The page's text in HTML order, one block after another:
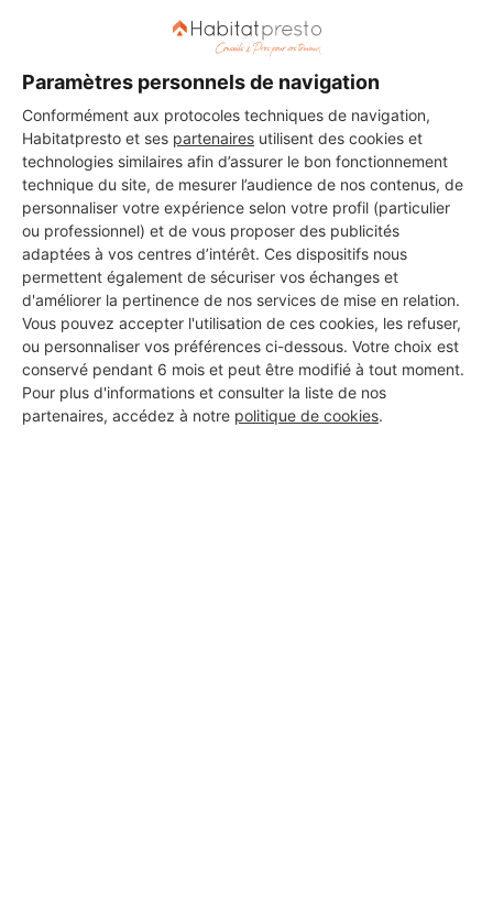
Paramètres personnels de navigation
Conformément aux protocoles techniques de navigation,
Habitatpresto et ses partenaires utilisent des cookies et
technologies similaires afin d’assurer le bon fonctionnement
technique du site, de mesurer l’audience de nos contenus, de
personnaliser votre expérience selon votre profil (particulier
ou professionnel) et de vous proposer des publicités
adaptées à vos centres d’intérêt. Ces dispositifs nous
permettent également de sécuriser vos échanges et
d'améliorer la pertinence de nos services de mise en relation.
Vous pouvez accepter l'utilisation de ces cookies, les refuser,
ou personnaliser vos préférences ci-dessous. Votre choix est
conservé pendant 6 mois et peut être modifié à tout moment.
Pour plus d'informations et consulter la liste de nos
partenaires, accédez à notre politique de cookies.
Aucun autre professionnel disponible dans cette zone
géographique.